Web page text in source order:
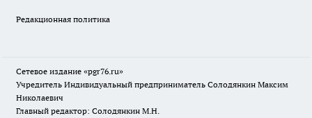
Редакционная политика
Сетевое издание «pgr76.ru»
Учредитель Индивидуальный предприниматель Солодянкин Максим
Николаевич
Главный редактор: Солодянкин М.Н.